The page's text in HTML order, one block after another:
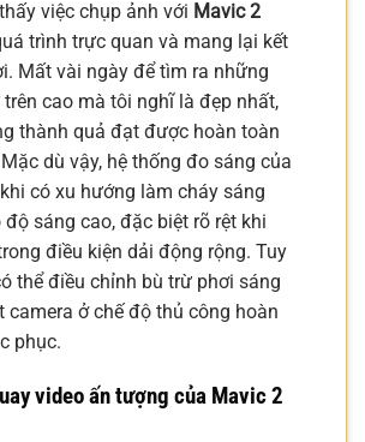
việc chụp ảnh với Mavic 2
trình trực quan và mang lại kết
Mất vài ngày để tìm ra những
cao mà tôi nghĩ là đẹp nhất,
thành quả đạt được hoàn toàn
dù vậy, hệ thống đo sáng của
có xu hướng làm cháy sáng
sáng cao, đặc biệt rõ rệt khi
điều kiện dải động rộng. Tuy
thể điều chỉnh bù trừ phơi sáng
camera ở chế độ thủ công hoàn
phục.
video ấn tượng của Mavic 2